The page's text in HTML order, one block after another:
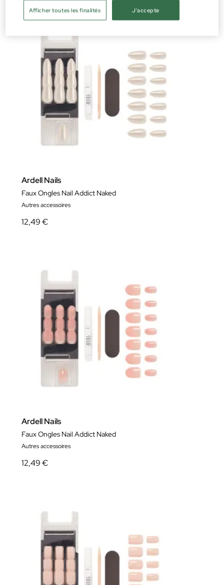
Ardell Nails
Faux Ongles Nail Addict Naked
Autres accessoires
12,49 €
Ardell Nails
Faux Ongles Nail Addict Naked
Autres accessoires
12,49 €
J'accepte
Afficher toutes les finalités